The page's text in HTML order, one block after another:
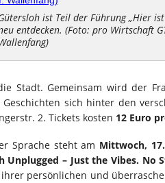
ist Teil der Führung „Hier ist
entdecken. (Foto: pro Wirtschaft
Stadt. Gemeinsam wird der
sich hinter den
2. Tickets kosten 12 Euro
Sprache steht am Mittwoch,
Unplugged – Just the Vibes. No
persönlichen und